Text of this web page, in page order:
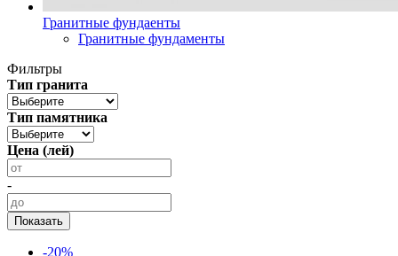
Гранитные фундаенты
Гранитные фундаменты
Фильтры
Тип гранита
Тип памятника
Цена (лей)
-
-20%